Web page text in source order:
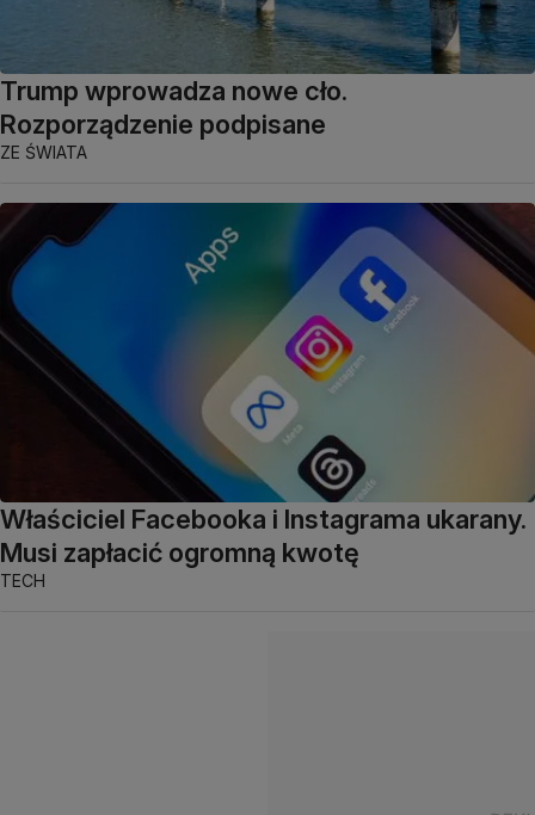
Trump wprowadza nowe cło.
Rozporządzenie podpisane
ZE ŚWIATA
Właściciel Facebooka i Instagrama ukarany.
Musi zapłacić ogromną kwotę
TECH